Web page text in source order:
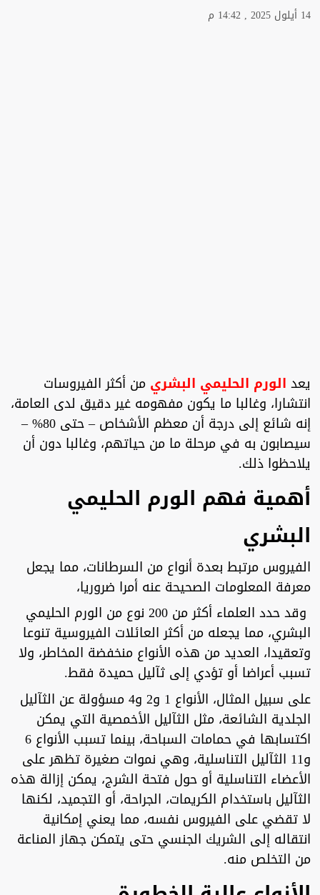
14 أيلول 2025 , 14:42 م
يعد الورم الحليمي البشري من أكثر الفيروسات
انتشارا، وغالبا ما يكون مفهومه غير دقيق لدى العامة،
إنه شائع إلى درجة أن معظم الأشخاص – حتى 80% –
سيصابون به في مرحلة ما من حياتهم، وغالبا دون أن
يلاحظوا ذلك.
أهمية فهم الورم الحليمي
البشري
الفيروس مرتبط بعدة أنواع من السرطانات، مما يجعل
معرفة المعلومات الصحيحة عنه أمرا ضروريا،
وقد حدد العلماء أكثر من 200 نوع من الورم الحليمي
البشري، مما يجعله من أكثر العائلات الفيروسية تنوعا
وتعقيدا، العديد من هذه الأنواع منخفضة المخاطر، ولا
تسبب أعراضا أو تؤدي إلى ثآليل حميدة فقط.
على سبيل المثال، الأنواع 1 و2 و4 مسؤولة عن الثآليل
الجلدية الشائعة، مثل الثآليل الأخمصية التي يمكن
اكتسابها في حمامات السباحة، بينما تسبب الأنواع 6
و11 الثآليل التناسلية، وهي نموات صغيرة تظهر على
الأعضاء التناسلية أو حول فتحة الشرج، يمكن إزالة هذه
الثآليل باستخدام الكريمات، الجراحة، أو التجميد، لكنها
لا تقضي على الفيروس نفسه، مما يعني إمكانية
انتقاله إلى الشريك الجنسي حتى يتمكن جهاز المناعة
من التخلص منه.